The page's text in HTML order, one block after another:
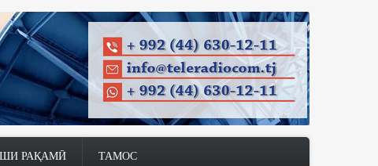
РАҚАМӢ ТАМОС